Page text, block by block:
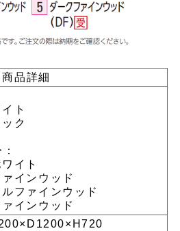
商品詳細
ト
ク
イト
インウッド
ファインウッド
インウッド